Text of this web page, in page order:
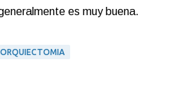
es muy buena.
ORQUIECTOMIA